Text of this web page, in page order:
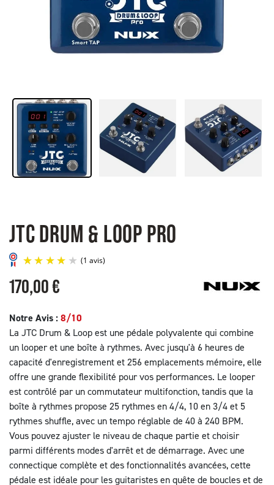
JTC DRUM & LOOP PRO
(1 avis)
170,00 €
Notre Avis :8/10
La JTC Drum & Loop est une pédale polyvalente qui combine
un looper et une boîte à rythmes. Avec jusqu'à 6 heures de
capacité d'enregistrement et 256 emplacements mémoire, elle
offre une grande flexibilité pour vos performances. Le looper
est contrôlé par un commutateur multifonction, tandis que la
boîte à rythmes propose 25 rythmes en 4/4, 10 en 3/4 et 5
rythmes shuffle, avec un tempo réglable de 40 à 240 BPM.
Vous pouvez ajuster le niveau de chaque partie et choisir
parmi différents modes d'arrêt et de démarrage. Avec une
connectique complète et des fonctionnalités avancées, cette
pédale est idéale pour les guitaristes en quête de boucles et de